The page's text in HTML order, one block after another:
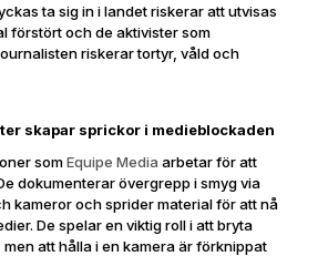
ta sig in i landet riskerar att utvisas
förstört och de aktivister som
riskerar tortyr, våld och
skapar sprickor i medieblockaden
somEquipe Media arbetar för att
dokumenterar övergrepp i smyg via
kameror och sprider material för att nå
De spelar en viktig roll i att bryta
att hålla i en kamera är förknippat